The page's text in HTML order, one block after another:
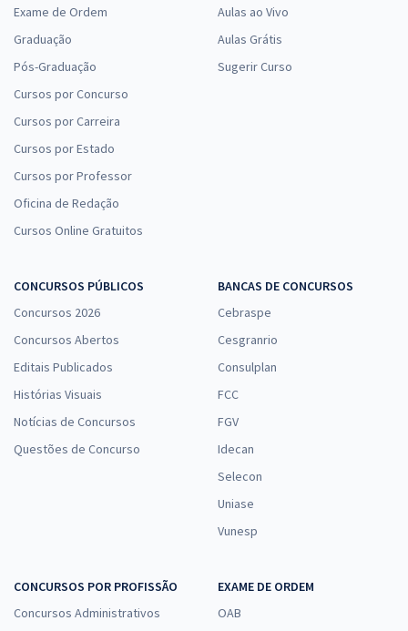
Exame de Ordem
Graduação
Pós-Graduação
Cursos por Concurso
Cursos por Carreira
Cursos por Estado
Cursos por Professor
Oficina de Redação
Cursos Online Gratuitos
Aulas ao Vivo
Aulas Grátis
Sugerir Curso
CONCURSOS PÚBLICOS
Concursos 2026
Concursos Abertos
Editais Publicados
Histórias Visuais
Notícias de Concursos
Questões de Concurso
BANCAS DE CONCURSOS
Cebraspe
Cesgranrio
Consulplan
FCC
FGV
Idecan
Selecon
Uniase
Vunesp
CONCURSOS POR PROFISSÃO
Concursos Administrativos
EXAME DE ORDEM
OAB